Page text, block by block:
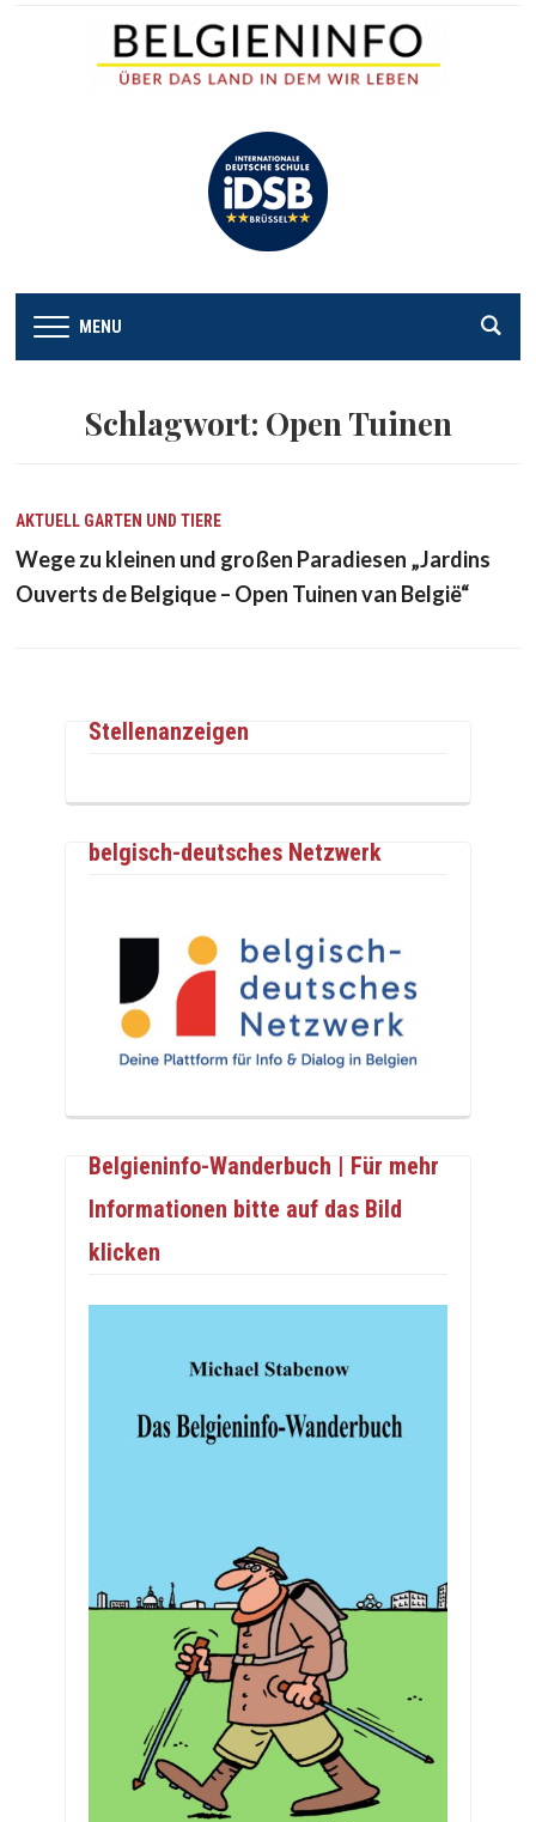
MENU
Schlagwort: Open Tuinen
AKTUELL GARTEN UND TIERE
Wege zu kleinen und großen Paradiesen „Jardins
Ouverts de Belgique – Open Tuinen van België“
Stellenanzeigen
belgisch-deutsches Netzwerk
Belgieninfo-Wanderbuch | Für mehr
Informationen bitte auf das Bild
klicken